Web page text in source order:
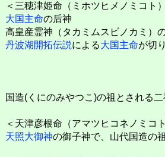
＜三穂津姫命（ミホツヒメノミコト
大国主命の后神
高皇産霊神（タカミムスビノカミ）
丹波湖開拓伝説による大国主命が切
国造(くにのみやつこ)の祖とされる二
＜天津彦根命（アマツヒコネノミコ
天照大御神の御子神で、山代国造の